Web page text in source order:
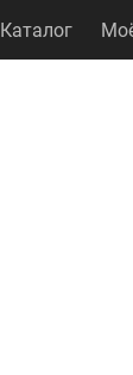
Каталог